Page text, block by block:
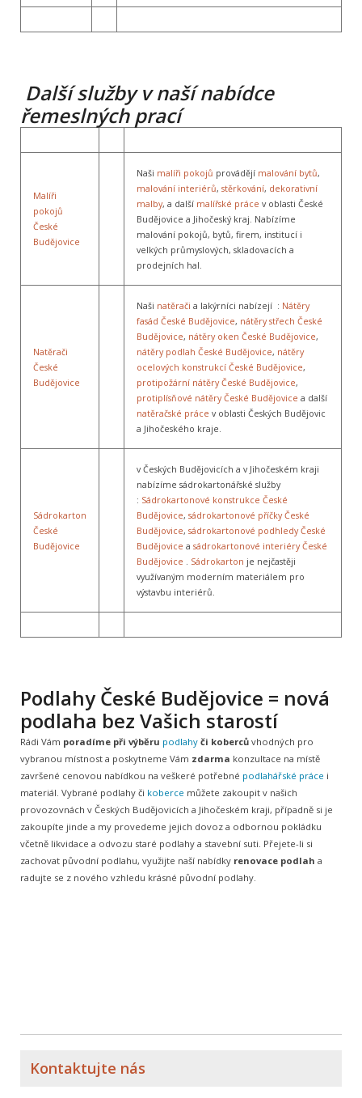
Další služby v naší nabídce
řemeslných prací
Malíři
pokojů
České
Budějovice
Naši malíři pokojů provádějí malování bytů,
malování interiérů, stěrkování, dekorativní
malby, a další malířské práce v oblasti České
Budějovice a Jihočeský kraj. Nabízíme
malování pokojů, bytů, firem, institucí i
velkých průmyslových, skladovacích a
prodejních hal.
Natěrači
České
Budějovice
Naši natěrači a lakýrníci nabízejí : Nátěry
fasád České Budějovice, nátěry střech České
Budějovice, nátěry oken České Budějovice,
nátěry podlah České Budějovice, nátěry
ocelových konstrukcí České Budějovice,
protipožární nátěry České Budějovice,
protiplísňové nátěry České Budějovice a další
natěračské práce v oblasti Českých Budějovic
a Jihočeského kraje.
Sádrokarton
České
Budějovice
v Českých Budějovicích a v Jihočeském kraji
nabízíme sádrokartonářské služby
: Sádrokartonové konstrukce České
Budějovice, sádrokartonové příčky České
Budějovice, sádrokartonové podhledy České
Budějovice a sádrokartonové interiéry České
Budějovice . Sádrokarton je nejčastěji
využívaným moderním materiálem pro
výstavbu interiérů.
Podlahy České Budějovice = nová
podlaha bez Vašich starostí
Rádi Vám poradíme při výběru podlahy či koberců vhodných pro
vybranou místnost a poskytneme Vám zdarma konzultace na místě
završené cenovou nabídkou na veškeré potřebné podlahářské práce i
materiál. Vybrané podlahy či koberce můžete zakoupit v našich
provozovnách v Českých Budějovicích a Jihočeském kraji, případně si je
zakoupíte jinde a my provedeme jejich dovoz a odbornou pokládku
včetně likvidace a odvozu staré podlahy a stavební suti. Přejete-li si
zachovat původní podlahu, využijte naší nabídky renovace podlah a
radujte se z nového vzhledu krásné původní podlahy.
Kontaktujte nás